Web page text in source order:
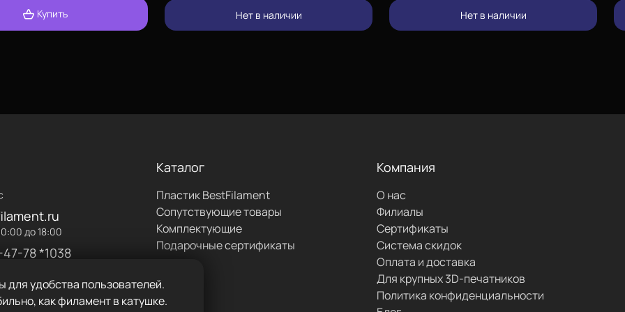
пробки. Чтобы
обдув радиатора
количеством
печати PLA-пластиком
течение некоторого
детали перед
Купить Нет в наличии Нет в наличии
до 18:00
78 *1038
Каталог
Пластик BestFilament
Сопутствующие товары
Комплектующие
Подарочные сертификаты
Компания
О нас
Филиалы
Сертификаты
Система скидок
Оплата и доставка
Для крупных 3D-печатников
Политика конфиденциальности
для удобства пользователей.
как филамент в катушке.